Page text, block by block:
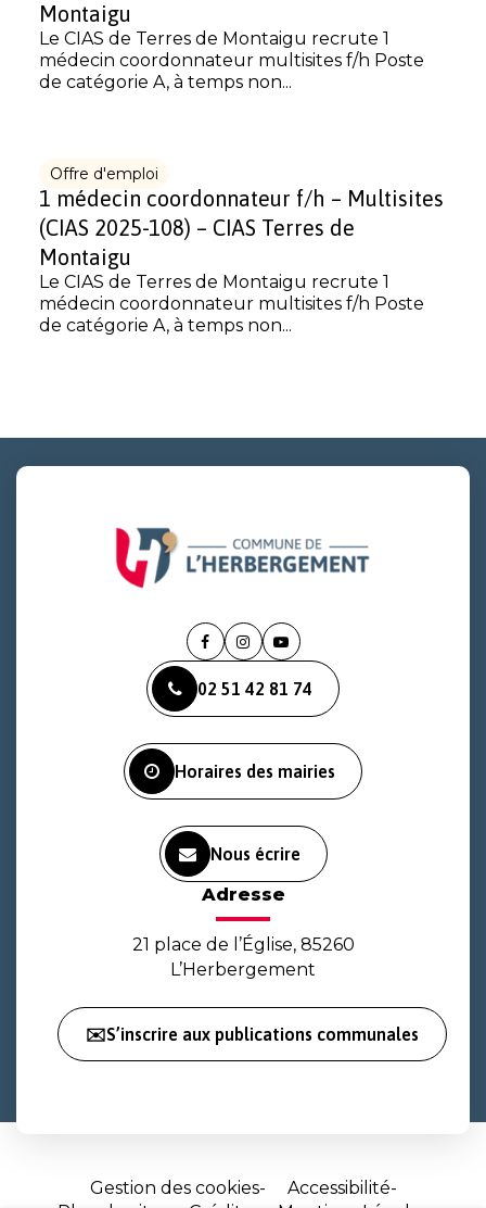
Montaigu
Le CIAS de Terres de Montaigu recrute 1
médecin coordonnateur multisites f/h Poste
de catégorie A, à temps non...
Offre d'emploi
1 médecin coordonnateur f/h – Multisites
(CIAS 2025-108) – CIAS Terres de
Montaigu
Le CIAS de Terres de Montaigu recrute 1
médecin coordonnateur multisites f/h Poste
de catégorie A, à temps non...
Lien
le
compte
Lien
le
compte
Lien
la
chaîne
02 51 42 81 74
Horaires des mairies
Nous écrire
Adresse
21 place de l’Église, 85260
L’Herbergement
✉️S’inscrire aux publications communales
Gestion des cookies
Accessibilité